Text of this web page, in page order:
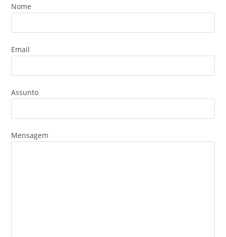
Nome
Email
Assunto
Mensagem